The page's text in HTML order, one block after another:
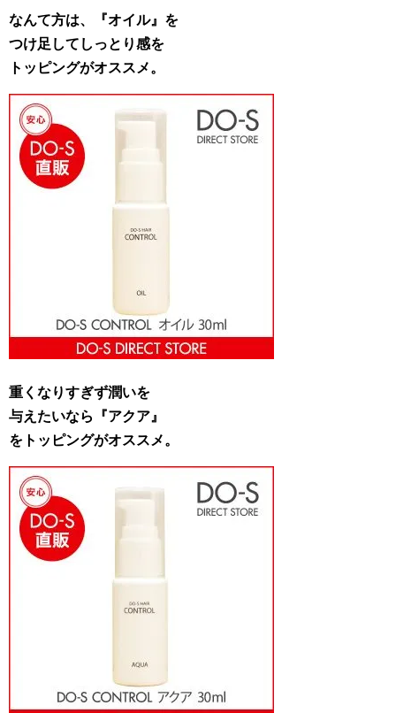
なんて方は、『オイル』を
つけ足してしっとり感を
トッピングがオススメ。
重くなりすぎず潤いを
与えたいなら『アクア』
をトッピングがオススメ。